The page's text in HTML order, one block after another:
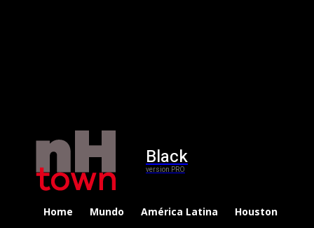
Black
version PRO
Home Mundo América Latina Houston